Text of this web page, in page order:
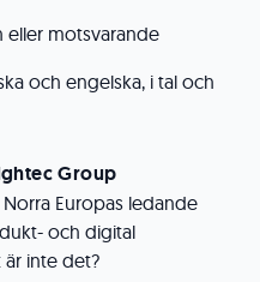
eller motsvarande
och engelska, i tal och
Group
Europas ledande
och digital
inte det?